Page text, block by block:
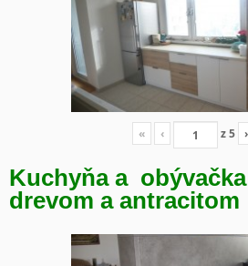
« ‹ z5 ›
Kuchyňa a
drevom a antracitom